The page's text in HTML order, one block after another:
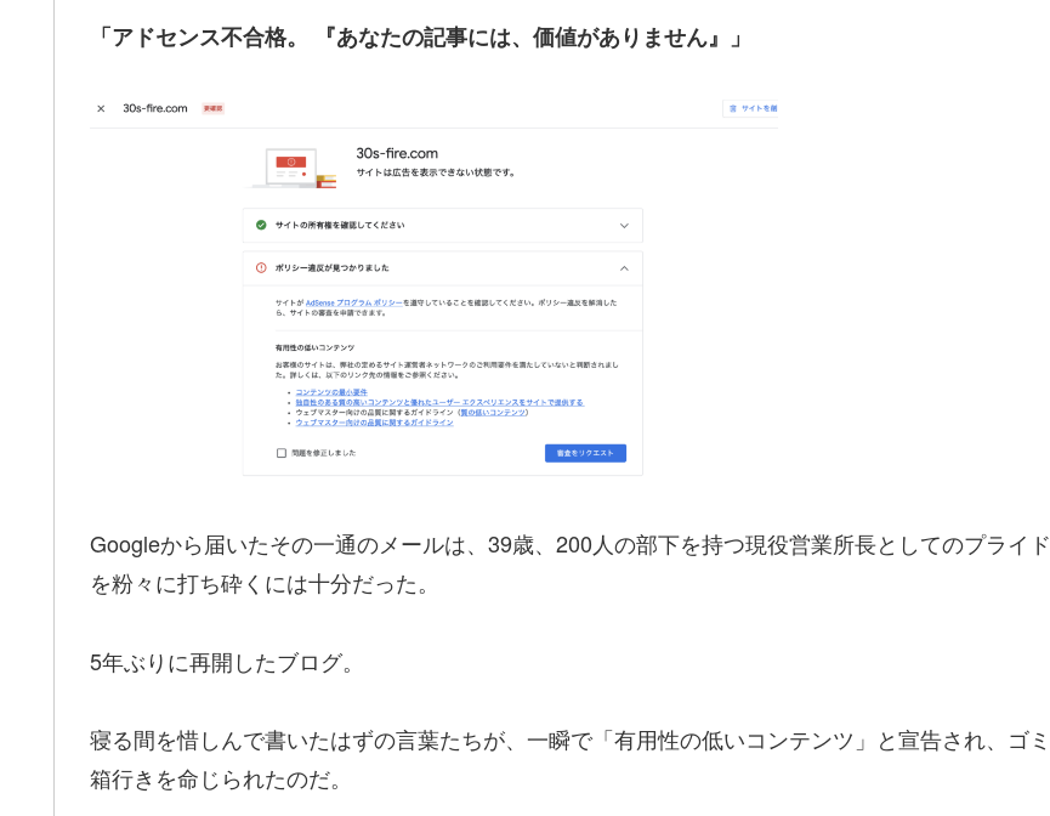
「アドセンス不合格。 『あなたの記事には、価値がありません』」
Googleから届いたその一通のメールは、39歳、200人の部下を持つ現役営業所長としてのプライド
を粉々に打ち砕くには十分だった。
5年ぶりに再開したブログ。
寝る間を惜しんで書いたはずの言葉たちが、一瞬で「有用性の低いコンテンツ」と宣告され、ゴミ
箱行きを命じられたのだ。